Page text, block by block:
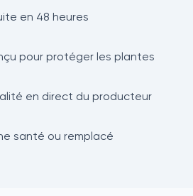
en 48 heures
pour protéger les plantes
en direct du producteur
santé ou remplacé